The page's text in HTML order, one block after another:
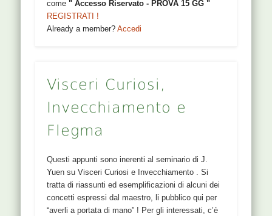
come" Accesso Riservato - PROVA 15 GG "
REGISTRATI !
Already a member?Accedi
Visceri Curiosi,
Invecchiamento e
Flegma
Questi appunti sono inerenti al seminario di J.
Yuen su Visceri Curiosi e Invecchiamento . Si
tratta di riassunti ed esemplificazioni di alcuni dei
concetti espressi dal maestro, li pubblico qui per
“averli a portata di mano” ! Per gli interessati, c’è